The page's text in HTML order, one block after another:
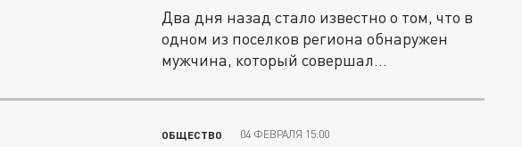
Два дня назад стало известно о том, что в
одном из поселков региона обнаружен
мужчина, который совершал...
ОБЩЕСТВО 04 ФЕВРАЛЯ 15:00